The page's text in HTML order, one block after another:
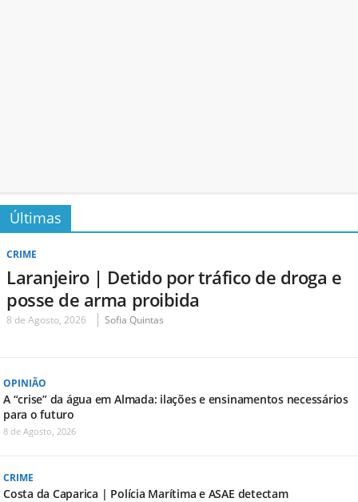
Últimas
CRIME
Laranjeiro | Detido por tráfico de droga e
posse de arma proibida
8 de Agosto, 2026 Sofia Quintas
OPINIÃO
A “crise” da água em Almada: ilações e ensinamentos necessários
para o futuro
8 de Agosto, 2026
CRIME
Costa da Caparica | Polícia Marítima e ASAE detectam